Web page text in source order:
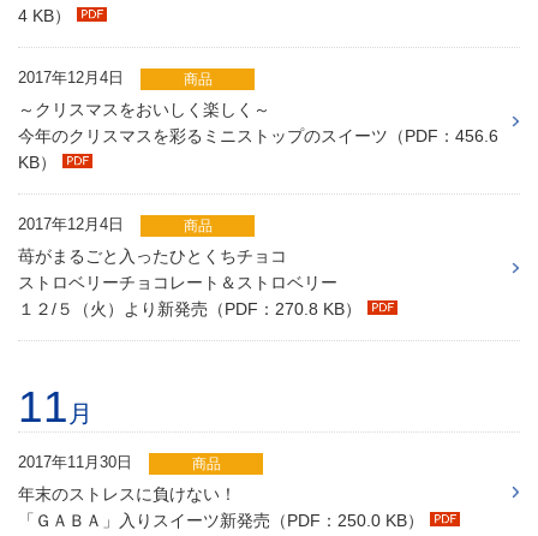
4 KB）
2017年12月4日 商品
～クリスマスをおいしく楽しく～
今年のクリスマスを彩るミニストップのスイーツ（PDF：456.6
KB）
2017年12月4日 商品
苺がまるごと入ったひとくちチョコ
ストロベリーチョコレート＆ストロベリー
１２/５（火）より新発売（PDF：270.8 KB）
11 月
2017年11月30日 商品
年末のストレスに負けない！
「ＧＡＢＡ」入りスイーツ新発売（PDF：250.0 KB）